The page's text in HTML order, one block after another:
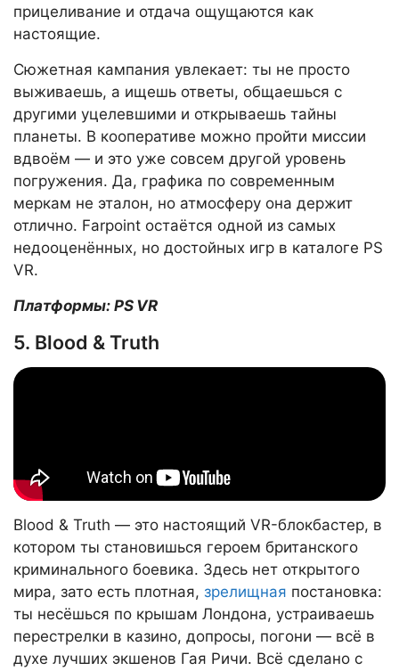
прицеливание и отдача ощущаются как
настоящие.
Сюжетная кампания увлекает: ты не просто
выживаешь, а ищешь ответы, общаешься с
другими уцелевшими и открываешь тайны
планеты. В кооперативе можно пройти миссии
вдвоём — и это уже совсем другой уровень
погружения. Да, графика по современным
меркам не эталон, но атмосферу она держит
отлично. Farpoint остаётся одной из самых
недооценённых, но достойных игр в каталоге PS
VR.
Платформы: PS VR
5. Blood & Truth
Blood & Truth — это настоящий VR-блокбастер, в
котором ты становишься героем британского
криминального боевика. Здесь нет открытого
мира, зато есть плотная, зрелищная постановка:
ты несёшься по крышам Лондона, устраиваешь
перестрелки в казино, допросы, погони — всё в
духе лучших экшенов Гая Ричи. Всё сделано с